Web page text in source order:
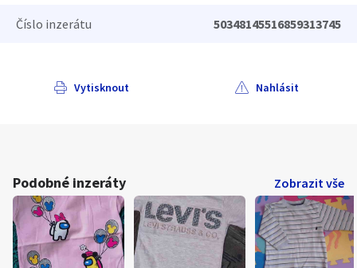
Číslo inzerátu 50348145516859313745
Vytisknout Nahlásit
Podobné inzeráty Zobrazit vše